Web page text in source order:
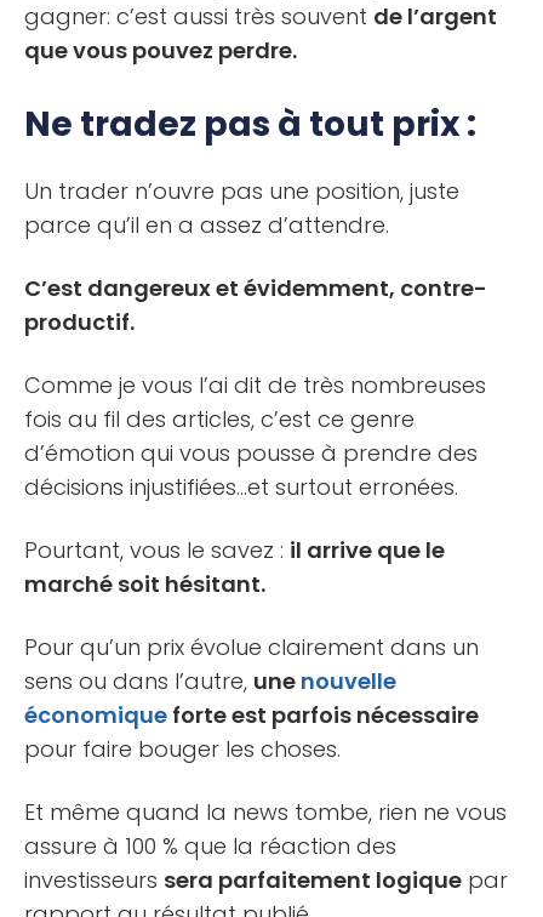
gagner: c’est aussi très souvent de l’argent
que vous pouvez perdre.
Ne tradez pas à tout prix :
Un trader n’ouvre pas une position, juste
parce qu’il en a assez d’attendre.
C’est dangereux et évidemment, contre-
productif.
Comme je vous l’ai dit de très nombreuses
fois au fil des articles, c’est ce genre
d’émotion qui vous pousse à prendre des
décisions injustifiées…et surtout erronées.
Pourtant, vous le savez : il arrive que le
marché soit hésitant.
Pour qu’un prix évolue clairement dans un
sens ou dans l’autre, une nouvelle
économique forte est parfois nécessaire
pour faire bouger les choses.
Et même quand la news tombe, rien ne vous
assure à 100 % que la réaction des
investisseurs sera parfaitement logique par